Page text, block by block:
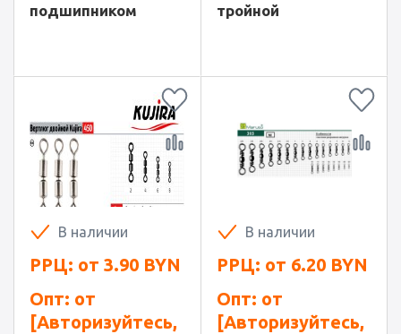
подшипником
тройной
В наличии
РРЦ: от 3.90 BYN
Опт: от
[Авторизуйтесь,
В наличии
РРЦ: от 6.20 BYN
Опт: от
[Авторизуйтесь,